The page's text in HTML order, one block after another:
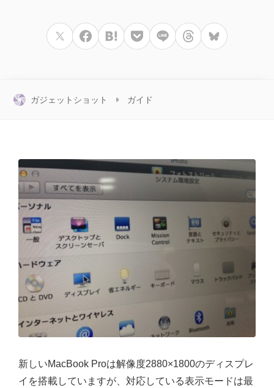
ガジェットショット ガイド
新しいMacBook Proは解像度2880×1800のディスプレ
イを搭載していますが、対応している表示モードは最